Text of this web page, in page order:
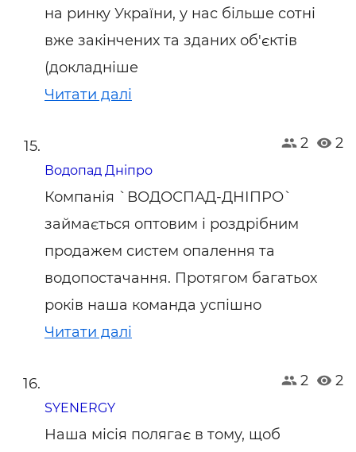
на ринку України, у нас більше сотні
вже закінчених та зданих об'єктів
(докладніше
Читати далі
2 2
Водопад Дніпро
Компанія `ВОДОСПАД-ДНІПРО`
займається оптовим і роздрібним
продажем систем опалення та
водопостачання. Протягом багатьох
років наша команда успішно
Читати далі
2 2
SYENERGY
Наша місія полягає в тому, щоб